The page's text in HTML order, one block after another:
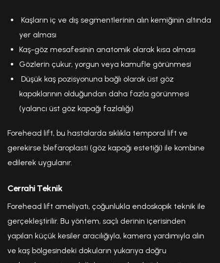
Kaşların iç ve dış segmentlerinin alın kemiğinin altında
yer alması
Kaş-göz mesafesinin anatomik olarak kısa olması
Gözlerin çukur, yorgun veya kamufle görünmesi
Düşük kaş pozisyonuna bağlı olarak üst göz
kapaklarının olduğundan daha fazla görünmesi
(yalancı üst göz kapağı fazlalığı)
Forehead lift, bu hastalarda sıklıkla temporal lift ve
gerekirse blefaroplasti (göz kapağı estetiği) ile kombine
edilerek uygulanır.
Cerrahi Teknik
Forehead lift ameliyatı, çoğunlukla endoskopik teknik ile
gerçekleştirilir. Bu yöntem, saçlı derinin içerisinden
yapılan küçük kesiler aracılığıyla, kamera yardımıyla alın
ve kaş bölgesindeki dokuların yukarıya doğru